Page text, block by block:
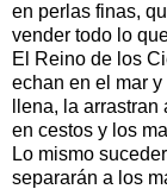
en perlas finas,
vender todo lo
El Reino de los
echan en el mar
llena, la
en cestos y los
Lo mismo
separarán a los